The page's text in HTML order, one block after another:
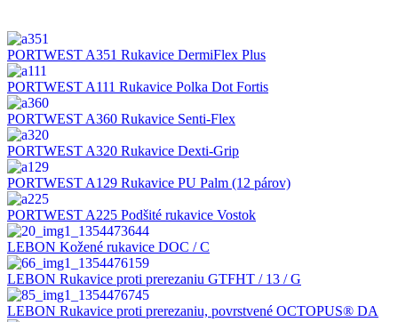
PORTWEST A351 Rukavice DermiFlex Plus
PORTWEST A111 Rukavice Polka Dot Fortis
PORTWEST A360 Rukavice Senti-Flex
PORTWEST A320 Rukavice Dexti-Grip
PORTWEST A129 Rukavice PU Palm (12 párov)
PORTWEST A225 Podšité rukavice Vostok
LEBON Kožené rukavice DOC / C
LEBON Rukavice proti prerezaniu GTFHT / 13 / G
LEBON Rukavice proti prerezaniu, povrstvené OCTOPUS® DA